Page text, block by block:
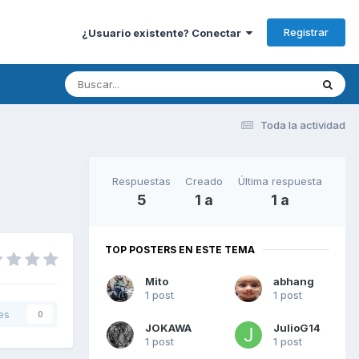
¿Usuario existente? Conectar Registrar
Toda la actividad
0
Respuestas
5
Creado
1 a
Última respuesta
1 a
TOP POSTERS EN ESTE TEMA
Mito
1 post
abhang
1 post
JOKAWA
1 post
JulioG14
1 post